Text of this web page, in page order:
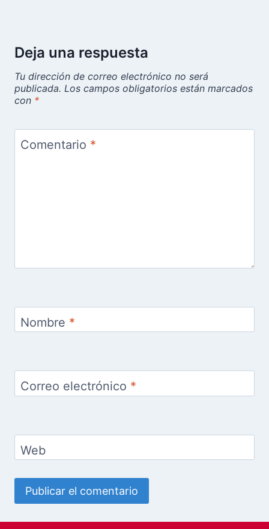
Deja una respuesta
Tu dirección de correo electrónico no será
publicada. Los campos obligatorios están marcados
con *
Comentario *
Nombre *
Correo electrónico *
Web